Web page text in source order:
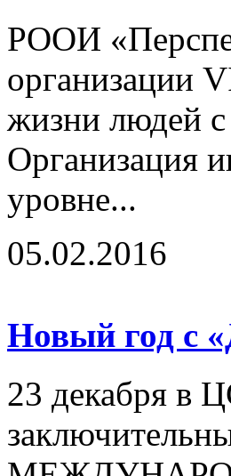
РООИ
организации
жизни людей с
Организация
уровне...
05.02.2016
Новый год с
23 декабря в